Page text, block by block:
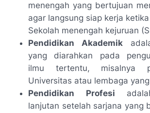
menengah yang bertujuan
agar langsung siap kerja
Sekolah menengah kejuruan
Pendidikan Akademik
yang diarahkan pada
ilmu tertentu, misalnya
Universitas atau lembaga
Pendidikan Profesi
lanjutan setelah sarjana yang